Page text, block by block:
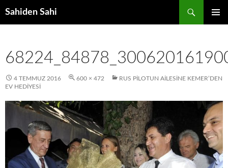
Sahiden Sahi
4 TEMMUZ 2016 600 × 472
RUS PILOTUN AILESINE KEMER’DEN
EV HEDIYESI